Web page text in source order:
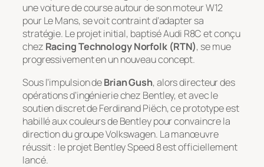
une voiture de course autour de son moteur W12
pour Le Mans, se voit contraint d’adapter sa
stratégie. Le projet initial, baptisé Audi R8C et conçu
chez Racing Technology Norfolk (RTN), se mue
progressivement en un nouveau concept.
Sous l’impulsion deBrian Gush, alors directeur des
opérations d’ingénierie chez Bentley, et avec le
soutien discret de Ferdinand Piëch, ce prototype est
habillé aux couleurs de Bentley pour convaincre la
direction du groupe Volkswagen. La manœuvre
réussit : le projet Bentley Speed 8 est officiellement
lancé.